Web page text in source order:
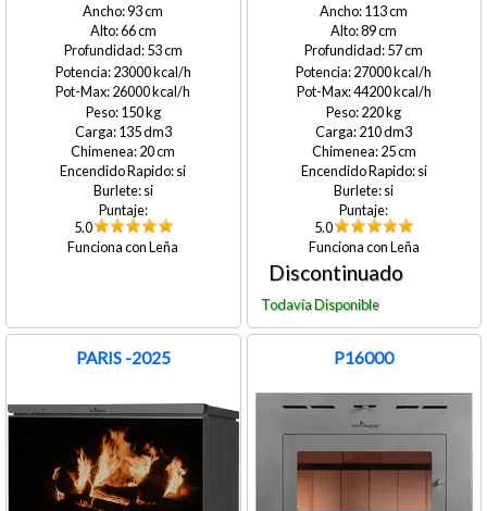
93
66
53
23000
26000
150
135
20
si
si
5.0
Leña
113
89
57
27000
44200
220
210
25
si
si
5.0
Leña
PARIS -2025 P16000